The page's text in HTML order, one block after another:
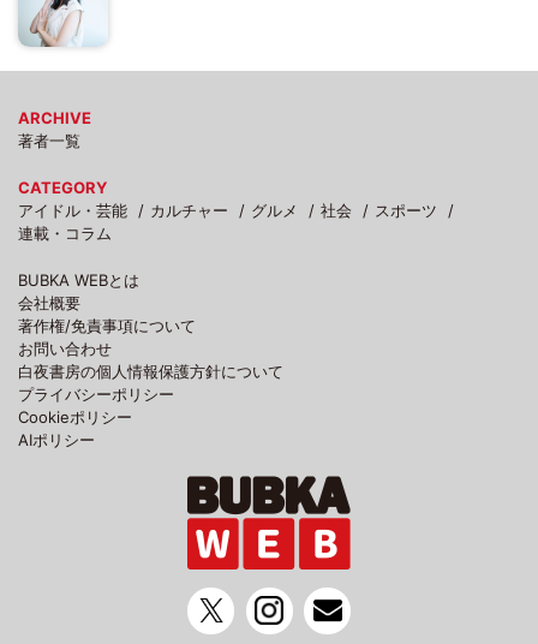
ARCHIVE
著者一覧
CATEGORY
アイドル・芸能
カルチャー グルメ 社会
スポーツ
連載・コラム
BUBKA WEBとは
会社概要
著作権/免責事項について
お問い合わせ
白夜書房の個人情報保護方針について
プライバシーポリシー
Cookieポリシー
AIポリシー